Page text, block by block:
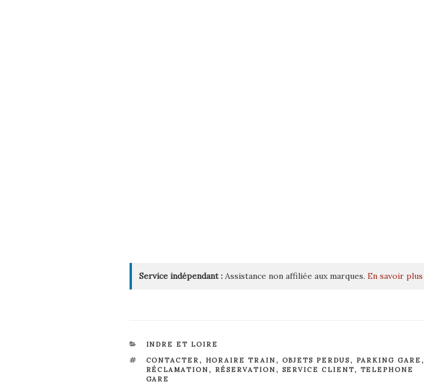
Service indépendant : Assistance non affiliée aux marques. En savoir plus
CATÉGORIES
INDRE ET LOIRE
ÉTIQUETTES
CONTACTER, HORAIRE TRAIN , OBJETS PERDUS, PARKING GARE ,
RÉCLAMATION , RÉSERVATION , SERVICE CLIENT, TELEPHONE
GARE